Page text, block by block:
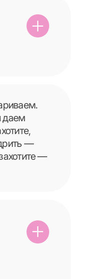
жизнь»,